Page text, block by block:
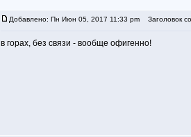
Добавлено: Пн Июн 05, 2017 11:33 pm Заголовок
в горах, без связи - вообще офигенно!